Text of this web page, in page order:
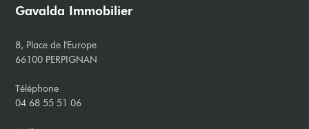
Gavalda Immobilier
8, Place de l'Europe
66100 PERPIGNAN
Téléphone
04 68 55 51 06